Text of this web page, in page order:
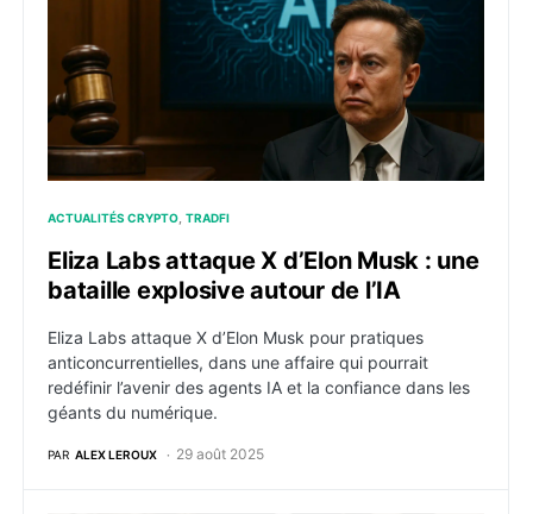
ACTUALITÉS CRYPTO TRADFI
Eliza Labs attaque X d’Elon Musk : une
bataille explosive autour de l’IA
Eliza Labs attaque X d’Elon Musk pour pratiques
anticoncurrentielles, dans une affaire qui pourrait
redéfinir l’avenir des agents IA et la confiance dans les
géants du numérique.
PAR ALEX LEROUX 29 août 2025